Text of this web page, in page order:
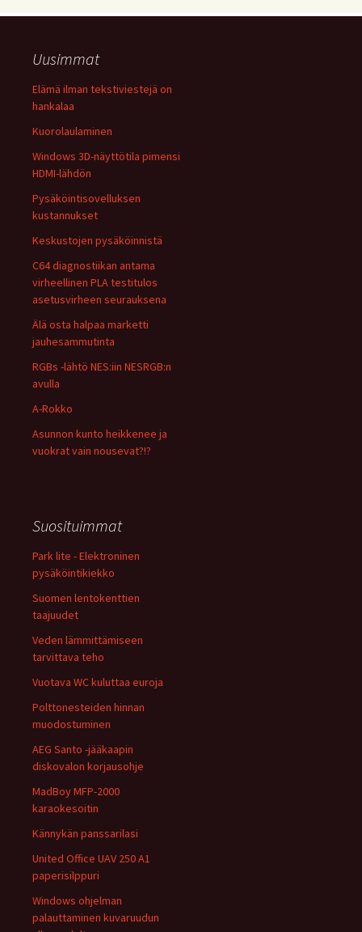
Uusimmat
Elämä ilman tekstiviestejä on
hankalaa
Kuorolaulaminen
Windows 3D-näyttötila pimensi
HDMI-lähdön
Pysäköintisovelluksen
kustannukset
Keskustojen pysäköinnistä
C64 diagnostiikan antama
virheellinen PLA testitulos
asetusvirheen seurauksena
Älä osta halpaa marketti
jauhesammutinta
RGBs -lähtö NES:iin NESRGB:n
avulla
A-Rokko
Asunnon kunto heikkenee ja
vuokrat vain nousevat?!?
Suosituimmat
Park lite - Elektroninen
pysäköintikiekko
Suomen lentokenttien
taajuudet
Veden lämmittämiseen
tarvittava teho
Vuotava WC kuluttaa euroja
Polttonesteiden hinnan
muodostuminen
AEG Santo -jääkaapin
diskovalon korjausohje
MadBoy MFP-2000
karaokesoitin
Kännykän panssarilasi
United Office UAV 250 A1
paperisilppuri
Windows ohjelman
palauttaminen kuvaruudun